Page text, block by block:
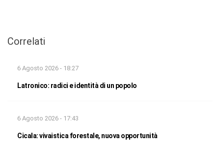
Correlati
6 Agosto 2026 - 18:27
Latronico: radici e identità di un popolo
6 Agosto 2026 - 17:43
Cicala: vivaistica forestale, nuova opportunità